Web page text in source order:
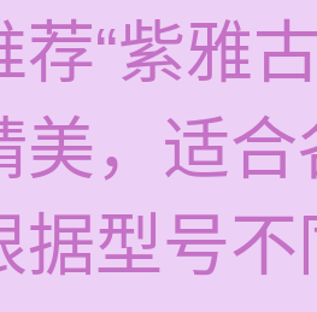
荐“紫雅
美，适
据型号